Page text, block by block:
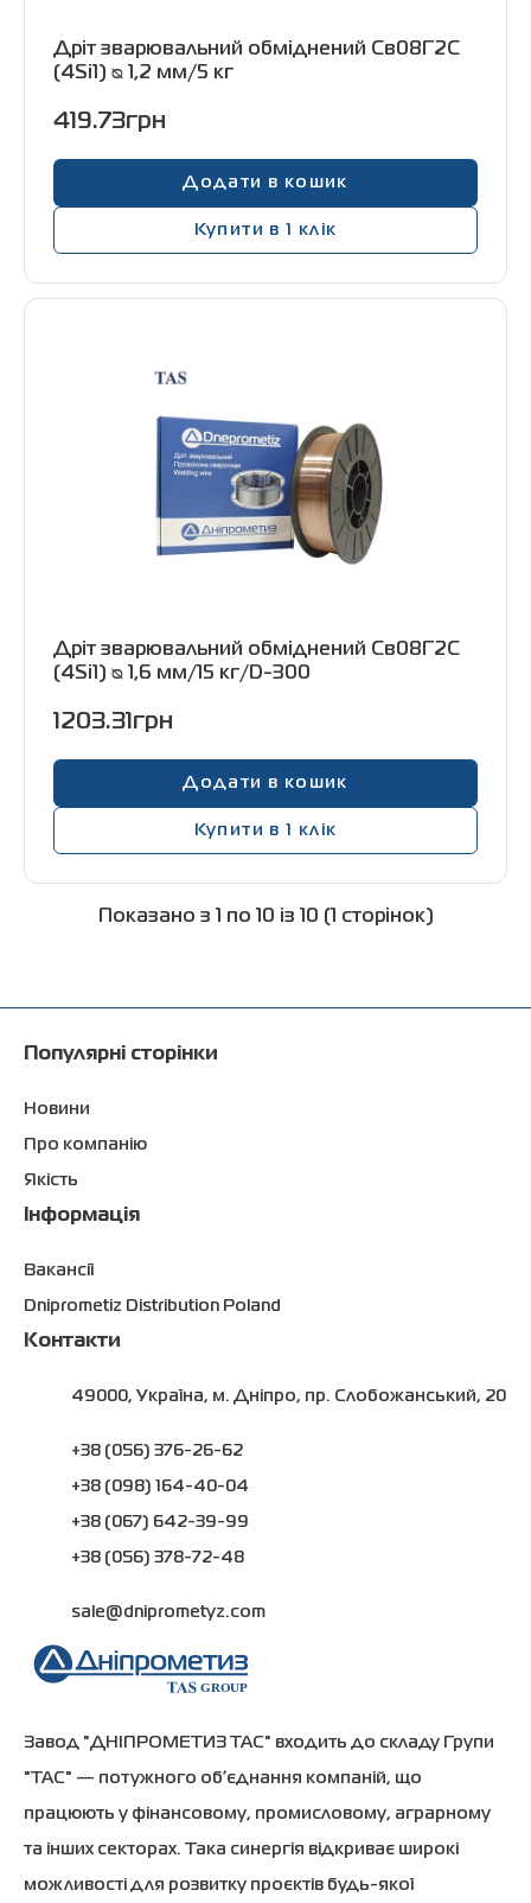
Дріт зварювальний обміднений Св08Г2С
(4Si1) ᴓ 1,2 мм/5 кг
419.73грн
Додати в кошик
Купити в 1 клік
Дріт зварювальний обміднений Св08Г2С
(4Si1) ᴓ 1,6 мм/15 кг/D-300
1203.31грн
Додати в кошик
Купити в 1 клік
Показано з 1 по 10 із 10 (1 сторінок)
Завод "ДНІПРОМЕТИЗ ТАС" входить до складу Групи
"ТАС" — потужного об’єднання компаній, що
працюють у фінансовому, промисловому, аграрному
та інших секторах. Така синергія відкриває широкі
можливості для розвитку проєктів будь-якої
Популярні сторінки
Новини
Про компанію
Якість
Інформація
Вакансії
Dniprometiz Distribution Poland
Контакти
49000, Україна, м. Дніпро, пр. Слобожанський, 20
+38 (056) 376-26-62
+38 (098) 164-40-04
+38 (067) 642-39-99
+38 (056) 378-72-48
sale@dniprometyz.com